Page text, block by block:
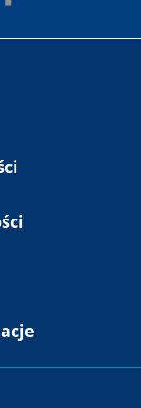
reklamy
o ochronie